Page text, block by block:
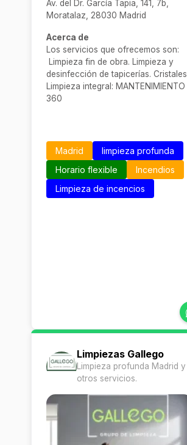
Av. del Dr. García Tapia, 141, 7b,
Moratalaz, 28030 Madrid
Acerca de
Los servicios que ofrecemos son:
Limpieza fin de obra. Limpieza y
desinfección de tapicerías. Cristales
Limpieza integral​: MANTENIMIENTO
360
Madrid
limpieza profunda
Horario flexible
Incendios
Limpieza de incencios
Limpiezas Gallego
Limpieza profunda Madrid y
otros servicios.